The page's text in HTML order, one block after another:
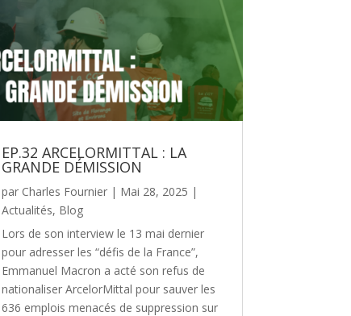
EP.32 ARCELORMITTAL : LA
GRANDE DÉMISSION
par Charles Fournier| Mai 28, 2025 |
Actualités, Blog
Lors de son interview le 13 mai dernier
pour adresser les “défis de la France”,
Emmanuel Macron a acté son refus de
nationaliser ArcelorMittal pour sauver les
636 emplois menacés de suppression sur